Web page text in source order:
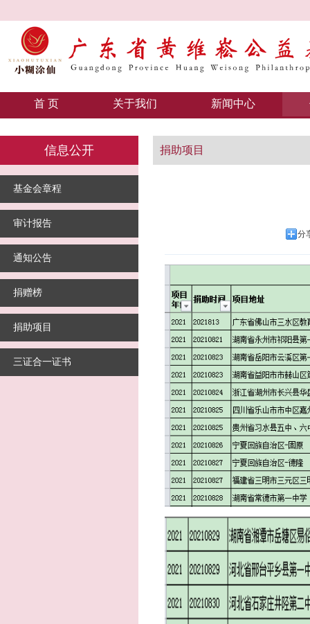
首 页 关于我们 新闻中心
信息公开
基金会章程
审计报告
通知公告
捐赠榜
捐助项目
三证合一证书
捐助项目
分